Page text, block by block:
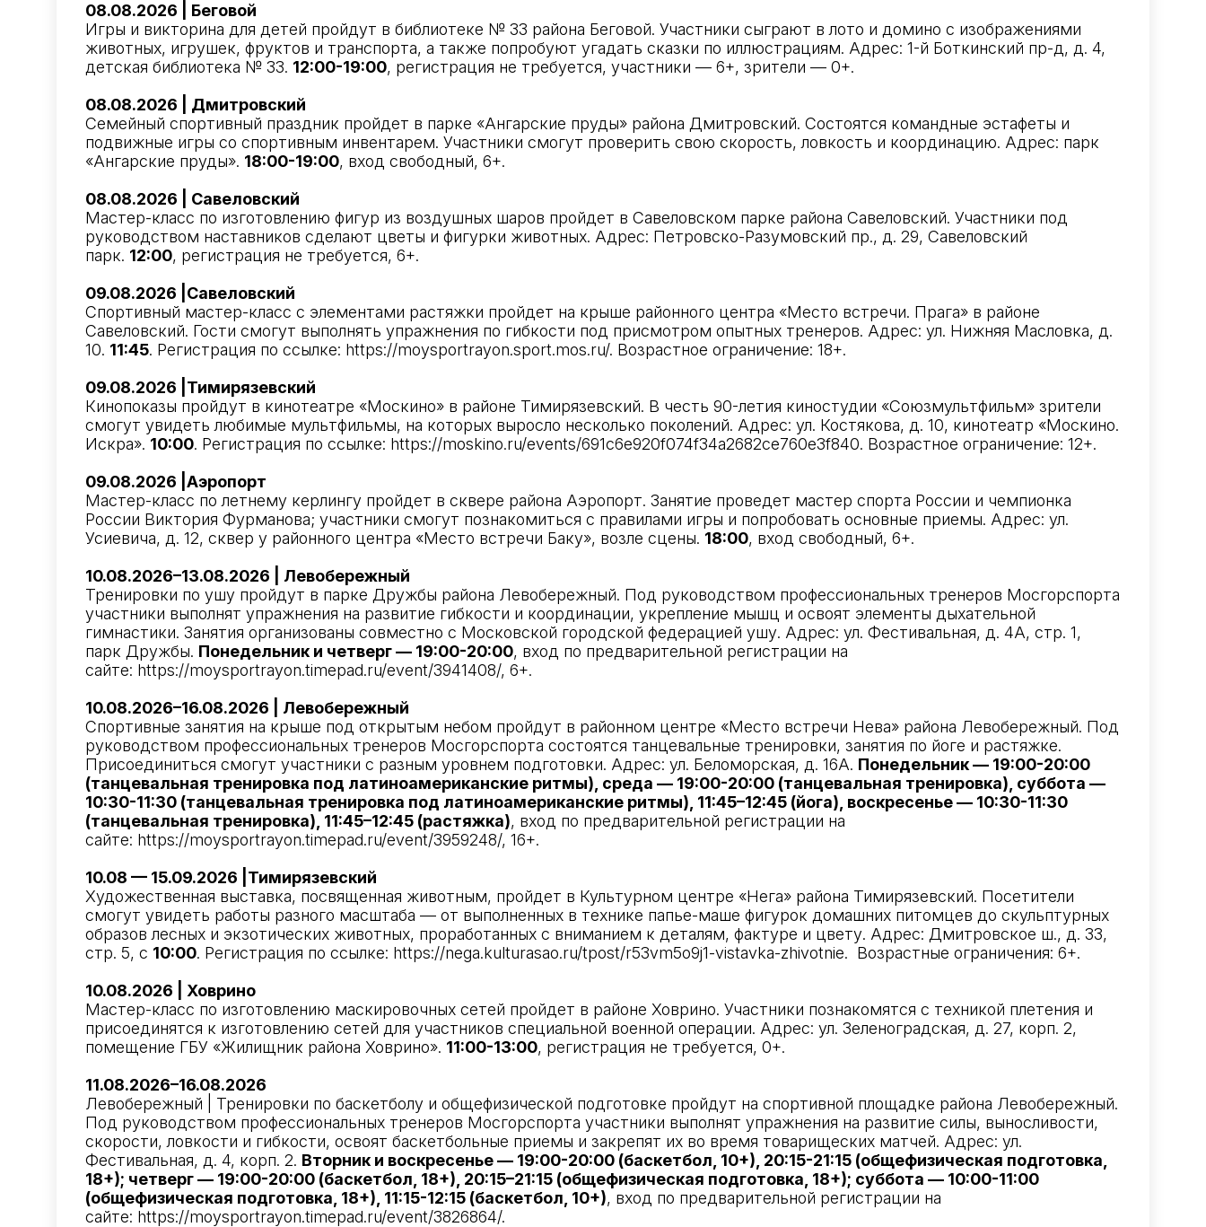
08.08.2026 | Беговой
Игры и викторина для детей пройдут в библиотеке № 33 района Беговой. Участники сыграют в лото и домино с изображениями
животных, игрушек, фруктов и транспорта, а также попробуют угадать сказки по иллюстрациям. Адрес: 1-й Боткинский пр-д, д. 4,
детская библиотека № 33. 12:00-19:00, регистрация не требуется, участники — 6+, зрители — 0+.
08.08.2026 | Дмитровский
Семейный спортивный праздник пройдет в парке «Ангарские пруды» района Дмитровский. Состоятся командные эстафеты и
подвижные игры со спортивным инвентарем. Участники смогут проверить свою скорость, ловкость и координацию. Адрес: парк
«Ангарские пруды». 18:00-19:00, вход свободный, 6+.
08.08.2026 | Савеловский
Мастер-класс по изготовлению фигур из воздушных шаров пройдет в Савеловском парке района Савеловский. Участники под
руководством наставников сделают цветы и фигурки животных. Адрес: Петровско-Разумовский пр., д. 29, Савеловский
парк. 12:00, регистрация не требуется, 6+.
09.08.2026 |Савеловский
Спортивный мастер-класс с элементами растяжки пройдет на крыше районного центра «Место встречи. Прага» в районе
Савеловский. Гости смогут выполнять упражнения по гибкости под присмотром опытных тренеров. Адрес: ул. Нижняя Масловка, д.
10. 11:45. Регистрация по ссылке: https://moysportrayon.sport.mos.ru/. Возрастное ограничение: 18+.
09.08.2026 |Тимирязевский
Кинопоказы пройдут в кинотеатре «Москино» в районе Тимирязевский. В честь 90-летия киностудии «Союзмультфильм» зрители
смогут увидеть любимые мультфильмы, на которых выросло несколько поколений. Адрес: ул. Костякова, д. 10, кинотеатр «Москино.
Искра». 10:00. Регистрация по ссылке: https://moskino.ru/events/691c6e920f074f34a2682ce760e3f840. Возрастное ограничение: 12+.
09.08.2026 |Аэропорт
Мастер-класс по летнему керлингу пройдет в сквере района Аэропорт. Занятие проведет мастер спорта России и чемпионка
России Виктория Фурманова; участники смогут познакомиться с правилами игры и попробовать основные приемы. Адрес: ул.
Усиевича, д. 12, сквер у районного центра «Место встречи Баку», возле сцены. 18:00, вход свободный, 6+.
10.08.2026–13.08.2026 | Левобережный
Тренировки по ушу пройдут в парке Дружбы района Левобережный. Под руководством профессиональных тренеров Мосгорспорта
участники выполнят упражнения на развитие гибкости и координации, укрепление мышц и освоят элементы дыхательной
гимнастики. Занятия организованы совместно с Московской городской федерацией ушу. Адрес: ул. Фестивальная, д. 4А, стр. 1,
парк Дружбы. Понедельник и четверг — 19:00-20:00, вход по предварительной регистрации на
сайте: https://moysportrayon.timepad.ru/event/3941408/, 6+.
10.08.2026–16.08.2026 | Левобережный
Спортивные занятия на крыше под открытым небом пройдут в районном центре «Место встречи Нева» района Левобережный. Под
руководством профессиональных тренеров Мосгорспорта состоятся танцевальные тренировки, занятия по йоге и растяжке.
Присоединиться смогут участники с разным уровнем подготовки. Адрес: ул. Беломорская, д. 16А. Понедельник — 19:00-20:00
(танцевальная тренировка под латиноамериканские ритмы), среда — 19:00-20:00 (танцевальная тренировка), суббота —
10:30-11:30 (танцевальная тренировка под латиноамериканские ритмы), 11:45–12:45 (йога), воскресенье — 10:30-11:30
(танцевальная тренировка), 11:45–12:45 (растяжка), вход по предварительной регистрации на
сайте: https://moysportrayon.timepad.ru/event/3959248/, 16+.
10.08 — 15.09.2026 |Тимирязевский
Художественная выставка, посвященная животным, пройдет в Культурном центре «Нега» района Тимирязевский. Посетители
смогут увидеть работы разного масштаба — от выполненных в технике папье-маше фигурок домашних питомцев до скульптурных
образов лесных и экзотических животных, проработанных с вниманием к деталям, фактуре и цвету. Адрес: Дмитровское ш., д. 33,
стр. 5, с 10:00. Регистрация по ссылке: https://nega.kulturasao.ru/tpost/r53vm5o9j1-vistavka-zhivotnie. Возрастные ограничения: 6+.
10.08.2026 | Ховрино
Мастер-класс по изготовлению маскировочных сетей пройдет в районе Ховрино. Участники познакомятся с техникой плетения и
присоединятся к изготовлению сетей для участников специальной военной операции. Адрес: ул. Зеленоградская, д. 27, корп. 2,
помещение ГБУ «Жилищник района Ховрино». 11:00-13:00, регистрация не требуется, 0+.
11.08.2026–16.08.2026
Левобережный | Тренировки по баскетболу и общефизической подготовке пройдут на спортивной площадке района Левобережный.
Под руководством профессиональных тренеров Мосгорспорта участники выполнят упражнения на развитие силы, выносливости,
скорости, ловкости и гибкости, освоят баскетбольные приемы и закрепят их во время товарищеских матчей. Адрес: ул.
Фестивальная, д. 4, корп. 2. Вторник и воскресенье — 19:00-20:00 (баскетбол, 10+), 20:15-21:15 (общефизическая подготовка,
18+); четверг — 19:00-20:00 (баскетбол, 18+), 20:15–21:15 (общефизическая подготовка, 18+); суббота — 10:00-11:00
(общефизическая подготовка, 18+), 11:15-12:15 (баскетбол, 10+), вход по предварительной регистрации на
сайте: https://moysportrayon.timepad.ru/event/3826864/.